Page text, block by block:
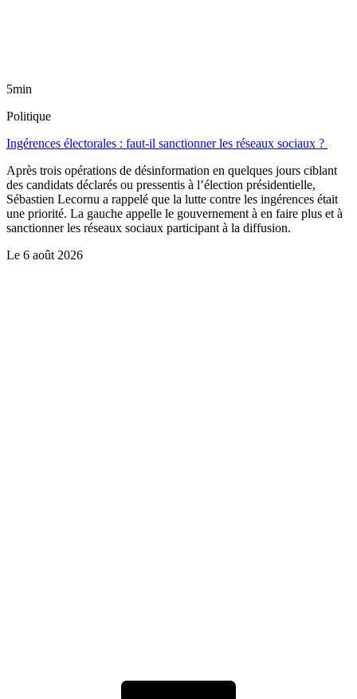
5min
Politique
Ingérences électorales : faut-il sanctionner les réseaux sociaux ?
Après trois opérations de désinformation en quelques jours ciblant
des candidats déclarés ou pressentis à l’élection présidentielle,
Sébastien Lecornu a rappelé que la lutte contre les ingérences était
une priorité. La gauche appelle le gouvernement à en faire plus et à
sanctionner les réseaux sociaux participant à la diffusion.
Le 6 août 2026